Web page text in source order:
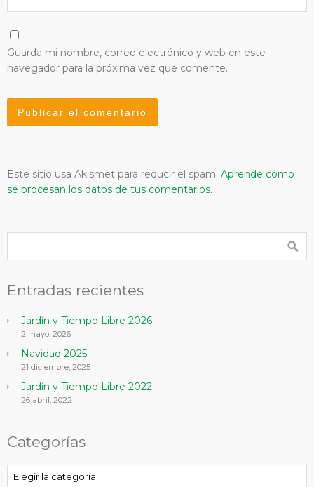
Guarda mi nombre, correo electrónico y web en este
navegador para la próxima vez que comente.
Este sitio usa Akismet para reducir el spam. Aprende cómo
se procesan los datos de tus comentarios.
Entradas recientes
Jardín y Tiempo Libre 2026
2 mayo, 2026
Navidad 2025
21 diciembre, 2025
Jardín y Tiempo Libre 2022
26 abril, 2022
Categorías
Categorías